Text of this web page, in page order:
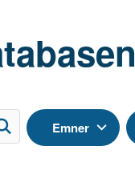
Emner